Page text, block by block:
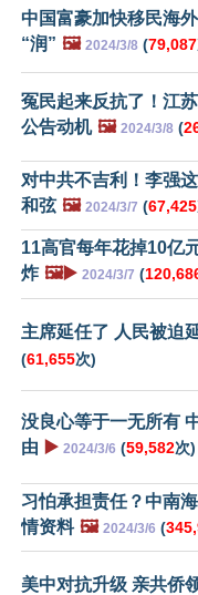
中国富豪加快移民海
“润” 🖼️ 2024/3/8 (79,087
冤民起来反抗了！江
公告动机 🖼️ 2024/3/8 (
对中共不吉利！李强
和弦 🖼️ 2024/3/7 (67,425
11高官每年花掉10亿
炸 🖼️▶️ 2024/3/7 (
主席延任了 人民被迫
(61,655次)
没良心等于一无所有
由 ▶️ 2024/3/6 (59,582次)
习怕承担责任？中南
情资料 🖼️ 2024/3/6 (
美中对抗升级 亲共侨